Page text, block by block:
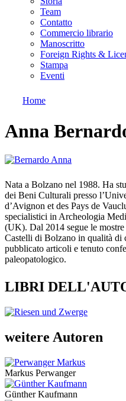
Team
Contatto
Commercio librario
Manoscritto
Foreign Rights &
Stampa
Eventi
Home
Anna
Nata a Bolzano nel 1988. Ha
dei Beni Culturali presso
d’Avignon et des Pays de
specialistici in Archeologia
(UK). Dal 2014 segue le
Castelli di Bolzano in qualità di
pubblicato articoli e tenuto
paleopatologico.
LIBRI
weitere Autoren
Markus Perwanger
Günther Kaufmann